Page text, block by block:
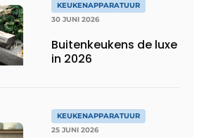
KEUKENAPPARATUUR
30 JUNI 2026
Buitenkeukens de luxe
in 2026
KEUKENAPPARATUUR
25 JUNI 2026